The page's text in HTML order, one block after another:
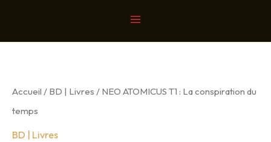
Accueil / BD | Livres / NEO ATOMICUS T1 : La conspiration du
temps
BD | Livres